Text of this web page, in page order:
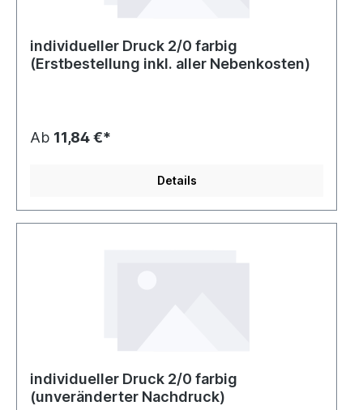
individueller Druck 2/0 farbig
(Erstbestellung inkl. aller Nebenkosten)
Ab 11,84 €*
Details
individueller Druck 2/0 farbig
(unveränderter Nachdruck)